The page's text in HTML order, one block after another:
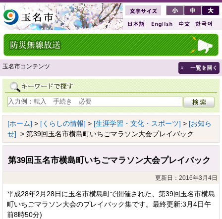
玉名市コンテンツ
[ホーム] > [くらしの情報] > [生涯学習・文化・スポーツ] > [お知ら
せ] > 第39回玉名市横島町いちごマラソン大会プレイバック
第39回玉名市横島町いちごマラソン大会プレイバック
更新日：2016年3月4日
平成28年2月28日に玉名市横島町で開催された、第39回玉名市横島
町いちごマラソン大会のプレイバック集です。最終更新:3月4日午
前8時50分)